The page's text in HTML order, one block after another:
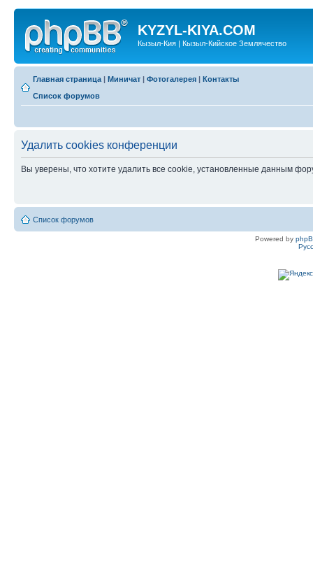
KYZYL-KIYA.COM
Кызыл-Кия | Кызыл-Кийское Землячество
Главная страница | Миничат | Фотогалерея | Контакты
Список форумов
Удалить cookies конференции
Вы уверены, что хотите удалить все cookie, установленные данным
Список форумов
Powered by